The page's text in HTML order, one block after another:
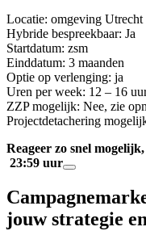
Locatie: omgeving Utrecht
Hybride bespreekbaar: Ja
Startdatum: zsm
Einddatum: 3 maanden
Optie op verlenging: ja
Uren per week: 12 – 16
ZZP mogelijk: Nee, zie
Projectdetachering
Reageer zo snel
23:59 uur
jouw strategie